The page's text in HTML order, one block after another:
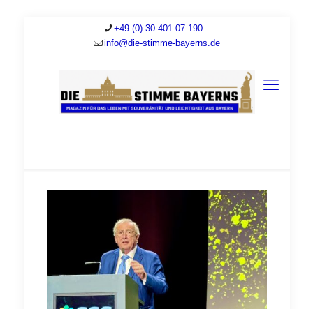
+49 (0) 30 401 07 190
info@die-stimme-bayerns.de